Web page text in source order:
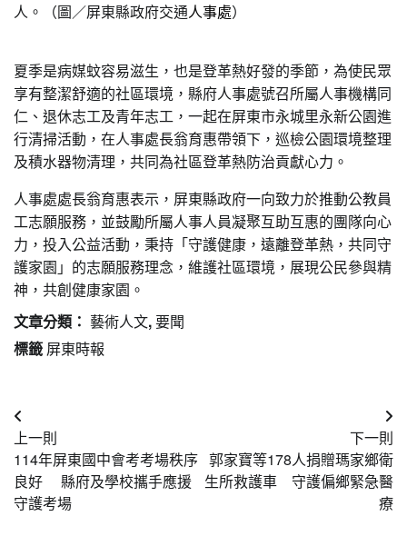
人 。（圖／屏東縣政府交通人事處）
夏季是病媒蚊容易滋生，也是登革熱好發的季節，為使民眾
享有整潔舒適的社區環境，縣府人事處號召所屬人事機構同
仁、退休志工及青年志工，一起在屏東市永城里永新公園進
行清掃活動，在人事處長翁育惠帶領下，巡檢公園環境整理
及積水器物清理，共同為社區登革熱防治貢獻心力。
人事處處長翁育惠表示，屏東縣政府一向致力於推動公教員
工志願服務，並鼓勵所屬人事人員凝聚互助互惠的團隊向心
力，投入公益活動，秉持「守護健康，遠離登革熱，共同守
護家園」的志願服務理念，維護社區環境，展現公民參與精
神，共創健康家園。
文章分類： 藝術人文,要聞
標籤 屏東時報
文
章
導
覽
上一則
114年屏東國中會考考場秩序
良好 縣府及學校攜手應援
守護考場
下一則
郭家寶等178人捐贈瑪家鄉衛
生所救護車 守護偏鄉緊急醫
療